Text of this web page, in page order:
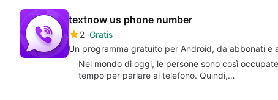
textnow us phone number
2 Gratis
Un programma gratuito per Android, da abbonati e
Nel mondo di oggi, le persone sono così
tempo per parlare al telefono. Quindi,…